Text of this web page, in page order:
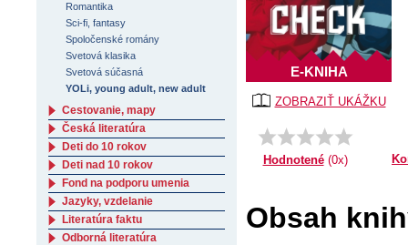
ZOBRAZIŤ UKÁŽKU
E-KNIHA
Hodnotené(0x)
Obsah
Romantika
Sci-fi, fantasy
Spoločenské romány
Svetová klasika
Svetová súčasná
YOLi, young adult, new adult
Cestovanie, mapy
Česká literatúra
Deti do 10 rokov
Deti nad 10 rokov
Fond na podporu umenia
Jazyky, vzdelanie
Literatúra faktu
Odborná literatúra